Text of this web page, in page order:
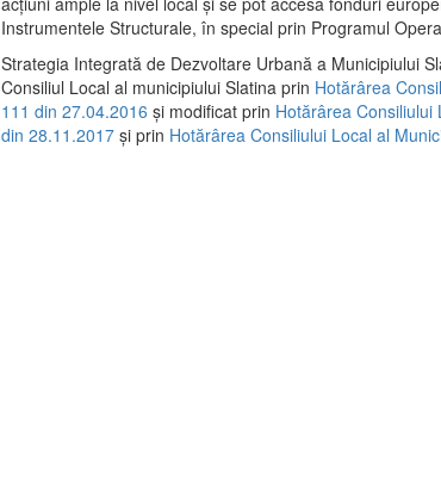
Instrumentele Structurale, în special prin Programul
Strategia Integrată de Dezvoltare Urbană a Municipiului
Consiliul Local al municipiului Slatina prin Hotărârea
111 din 27.04.2016 și modificat prin Hotărârea Consiliului
din 28.11.2017 și prin Hotărârea Consiliului Local al